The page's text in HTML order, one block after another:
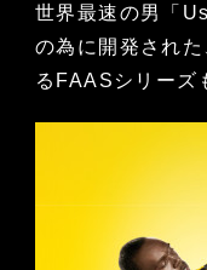
世界最速の男「
の為に開発され
るFAASシリーズ